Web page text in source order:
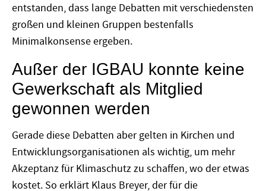
entstanden, dass lange Debatten mit verschiedensten
großen und kleinen Gruppen bestenfalls
Minimalkonsense ergeben.
Außer der IGBAU konnte keine
Gewerkschaft als Mitglied
gewonnen werden
Gerade diese Debatten aber gelten in Kirchen und
Entwicklungsorganisationen als wichtig, um mehr
Akzeptanz für Klimaschutz zu schaffen, wo der etwas
kostet. So erklärt Klaus Breyer, der für die